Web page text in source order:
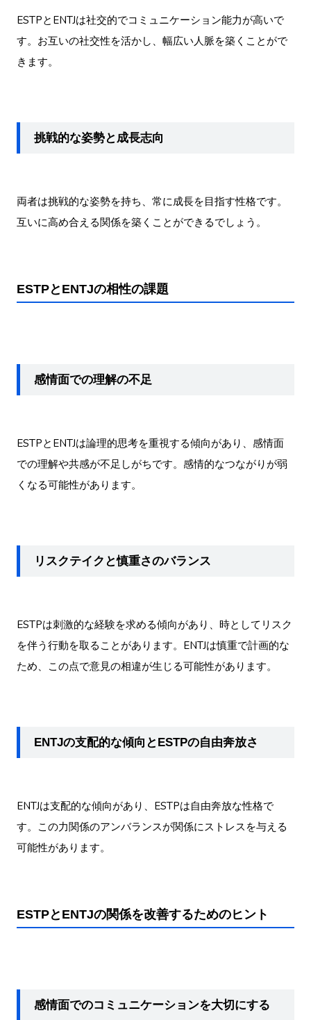
ESTPとENTJは社交的でコミュニケーション能力が高いで
す。お互いの社交性を活かし、幅広い人脈を築くことがで
きます。
挑戦的な姿勢と成長志向
両者は挑戦的な姿勢を持ち、常に成長を目指す性格です。
互いに高め合える関係を築くことができるでしょう。
ESTPとENTJの相性の課題
感情面での理解の不足
ESTPとENTJは論理的思考を重視する傾向があり、感情面
での理解や共感が不足しがちです。感情的なつながりが弱
くなる可能性があります。
リスクテイクと慎重さのバランス
ESTPは刺激的な経験を求める傾向があり、時としてリスク
を伴う行動を取ることがあります。ENTJは慎重で計画的な
ため、この点で意見の相違が生じる可能性があります。
ENTJの支配的な傾向とESTPの自由奔放さ
ENTJは支配的な傾向があり、ESTPは自由奔放な性格で
す。この力関係のアンバランスが関係にストレスを与える
可能性があります。
ESTPとENTJの関係を改善するためのヒント
感情面でのコミュニケーションを大切にする